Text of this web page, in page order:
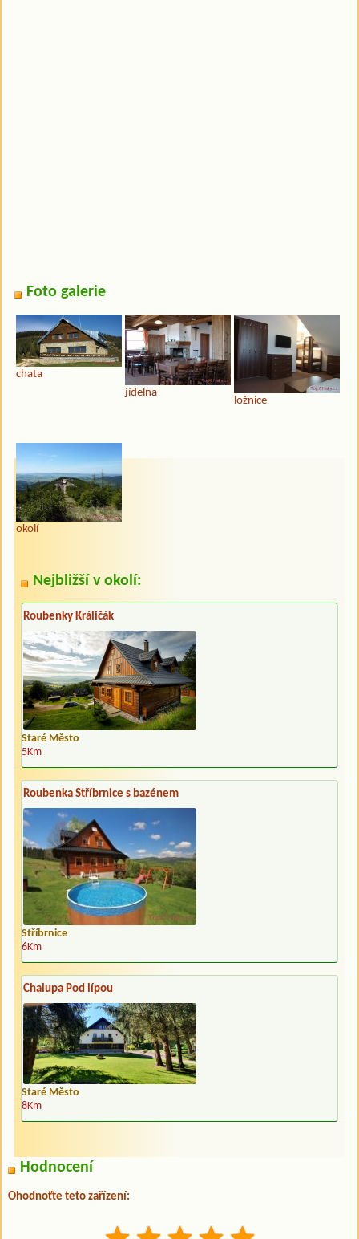
Foto galerie
chata
jídelna
ložnice
okolí
Nejbližší v okolí:
Roubenky Králičák
Staré Město
5Km
Roubenka Stříbrnice s bazénem
Stříbrnice
6Km
Chalupa Pod lípou
Staré Město
8Km
Hodnocení
Ohodnoťte teto zařízení: